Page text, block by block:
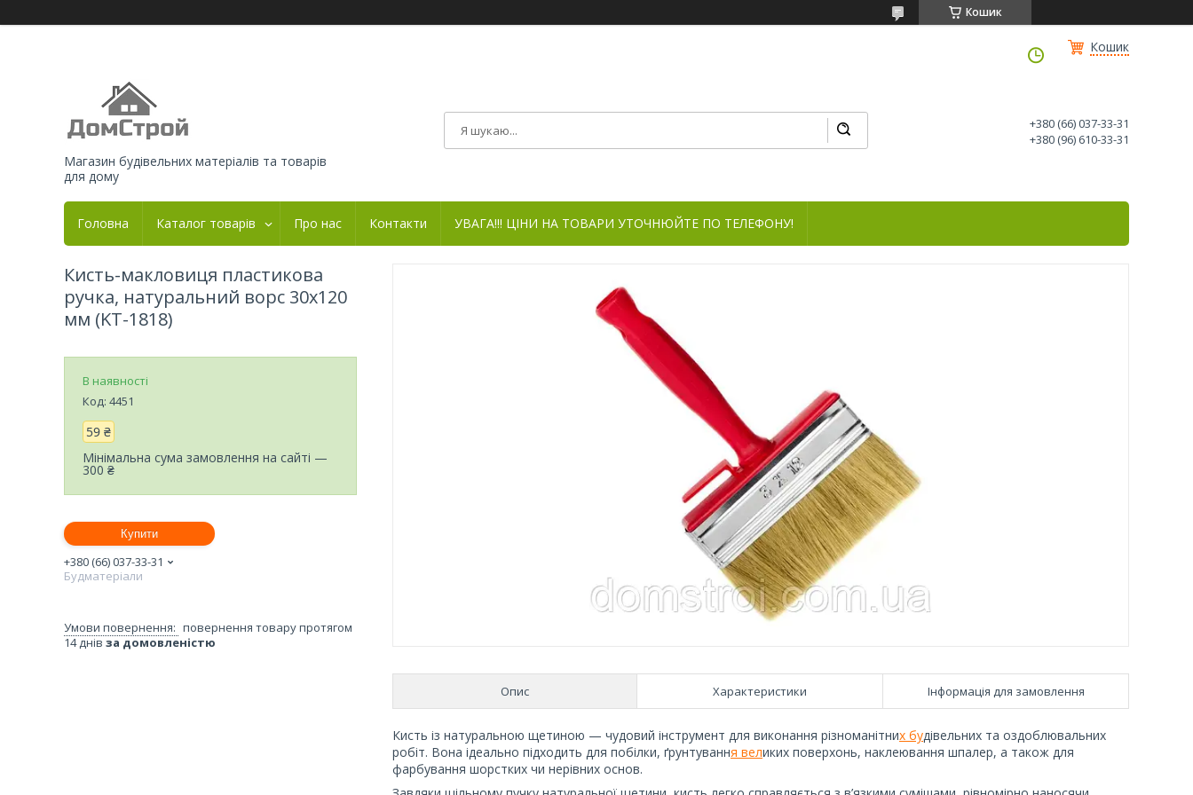
Кошик
Кошик
Магазин будівельних матеріалів та товарів
для дому
+380 (66) 037-33-31
+380 (96) 610-33-31
Головна Каталог товарів Про нас Контакти УВАГА!!! ЦІНИ НА ТОВАРИ УТОЧНЮЙТЕ ПО ТЕЛЕФОНУ!
Опис Характеристики Інформація для замовлення
Кисть із натуральною щетиною — чудовий інструмент для виконання різноманітних будівельних та оздоблювальних
робіт. Вона ідеально підходить для побілки, ґрунтування великих поверхонь, наклеювання шпалер, а також для
фарбування шорстких чи нерівних основ.
Кисть-макловиця пластикова
ручка, натуральний ворс 30х120
мм (KT-1818)
В наявності
Код: 4451
59 ₴
Мінімальна сума замовлення на сайті —
300 ₴
Купити
+380 (66) 037-33-31
Будматеріали
повернення товару протягом
14 днів за домовленістю